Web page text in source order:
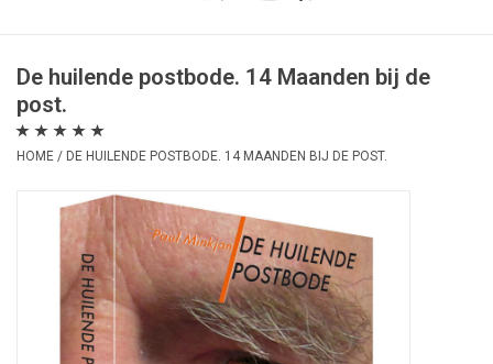
DVD's en CD's
periodieken
Rare Dingetjes-reeks
Bemoste Beeld-prijswinnaars
De huilende postbode. 14 Maanden bij de
post.
HOME / DE HUILENDE POSTBODE. 14 MAANDEN BIJ DE POST.